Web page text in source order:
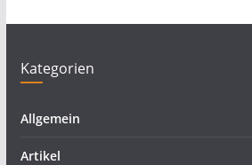
Kategorien
Allgemein
Artikel